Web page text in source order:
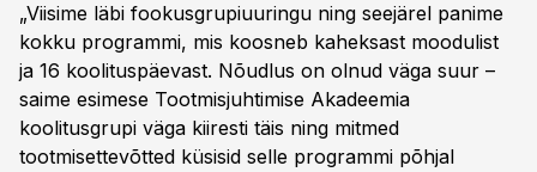
„Viisime läbi fookusgrupiuuringu ning seejärel panime
kokku programmi, mis koosneb kaheksast moodulist
ja 16 koolituspäevast. Nõudlus on olnud väga suur –
saime esimese Tootmisjuhtimise Akadeemia
koolitusgrupi väga kiiresti täis ning mitmed
tootmisettevõtted küsisid selle programmi põhjal